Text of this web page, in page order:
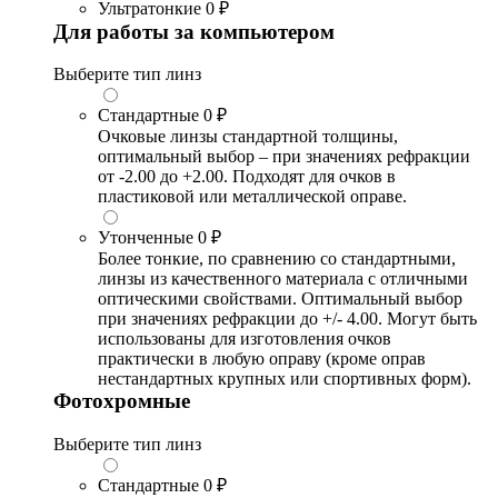
Ультратонкие 0 ₽
Для работы за компьютером
Выберите тип линз
Стандартные 0 ₽
Очковые линзы стандартной толщины,
оптимальный выбор – при значениях рефракции
от -2.00 до +2.00. Подходят для очков в
пластиковой или металлической оправе.
Утонченные 0 ₽
Более тонкие, по сравнению со стандартными,
линзы из качественного материала с отличными
оптическими свойствами. Оптимальный выбор
при значениях рефракции до +/- 4.00. Могут быть
использованы для изготовления очков
практически в любую оправу (кроме оправ
нестандартных крупных или спортивных форм).
Фотохромные
Выберите тип линз
Стандартные 0 ₽